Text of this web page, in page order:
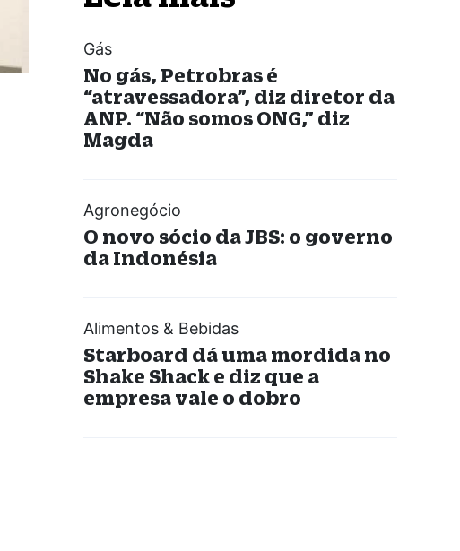
Gás
No gás, Petrobras é
“atravessadora”, diz diretor da
ANP. “Não somos ONG,” diz
Magda
Agronegócio
O novo sócio da JBS: o governo
da Indonésia
Alimentos & Bebidas
Starboard dá uma mordida no
Shake Shack e diz que a
empresa vale o dobro